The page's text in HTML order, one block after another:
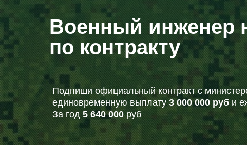
Военный инженер
по контракту
Подпиши официальный контракт с
единовременную выплату3 000 000 руби
За год 5 640 000руб